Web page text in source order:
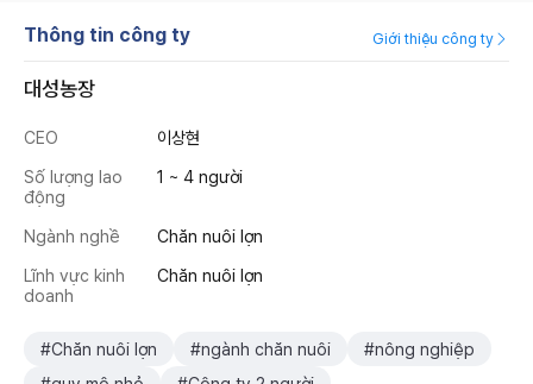
Thông tin công ty Giới thiệu công ty
대성농장
CEO
이상현
Số lượng lao
động
1 ~ 4 người
Ngành nghề
Chăn nuôi lợn
Lĩnh vực kinh
doanh
Chăn nuôi lợn
#Chăn nuôi lợn #ngành chăn nuôi
#nông nghiệp